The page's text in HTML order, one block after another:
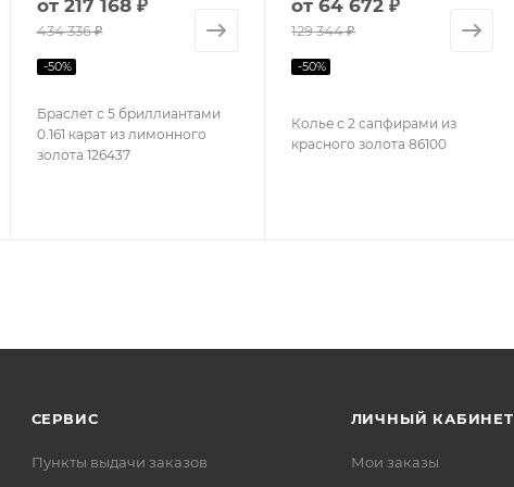
Браслет с 5 бриллиантами
0.161 карат из лимонного
золота 126437
от 217 168 ₽
434 336 ₽
-50%
Колье с 2 сапфирами из
красного золота 86100
от64 672 ₽
129 344 ₽
-50%
СЕРВИС
Пункты выдачи заказов
ЛИЧНЫЙ КАБИНЕТ
Мои заказы